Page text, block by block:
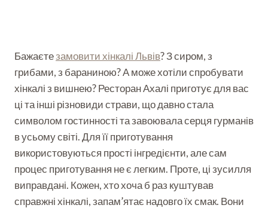
Бажаєтезамовити хінкалі Львів? З сиром, з
грибами, з бараниною? А може хотіли спробувати
хінкалі з вишнею? Ресторан Ахалі приготує для вас
ці та інші різновиди страви, що давно стала
символом гостинності та завоювала серця гурманів
в усьому світі. Для її приготування
використовуються прості інгредієнти, але сам
процес приготування не є легким. Проте, ці зусилля
виправдані. Кожен, хто хоча б раз куштував
справжні хінкалі, запам’ятає надовго їх смак. Вони